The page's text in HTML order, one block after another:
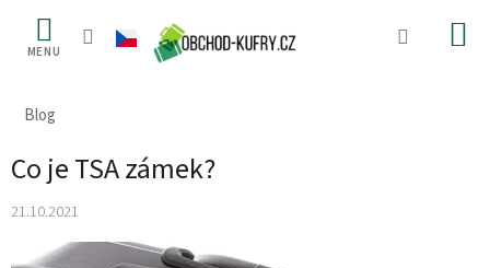
obsah
Blog
Co je TSA zámek?
21.10.2021